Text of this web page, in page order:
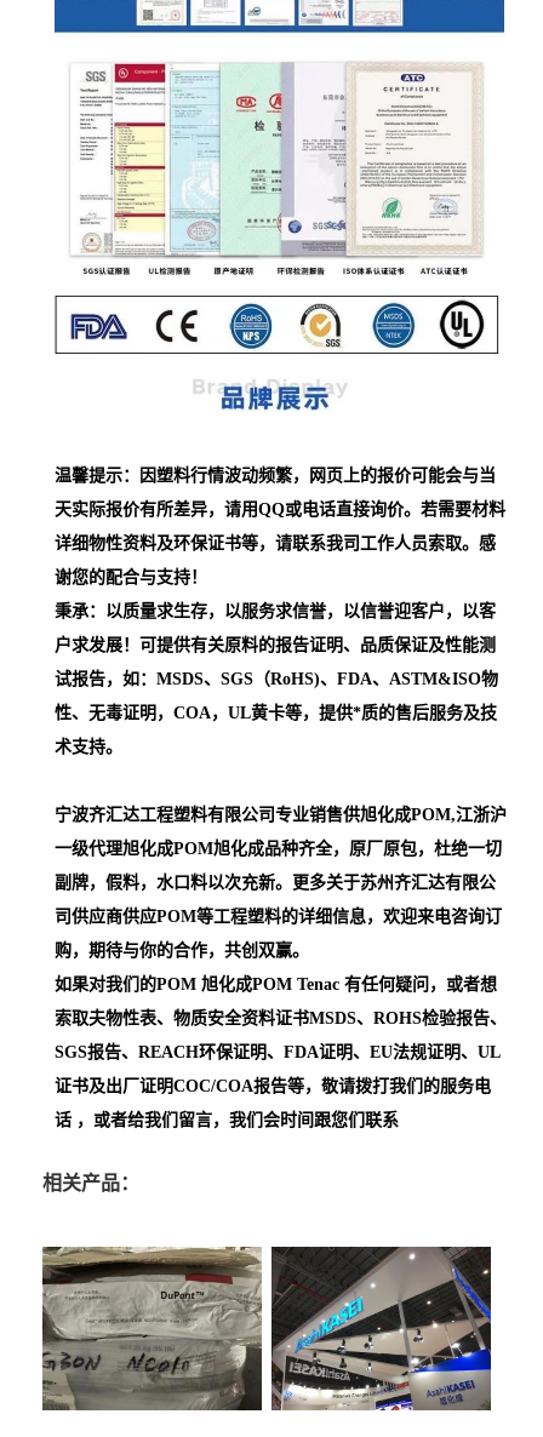
温馨提示：因塑料行情波动频繁，网页上的报价可能会与当
天实际报价有所差异，请用QQ或电话直接询价。若需要材料
详细物性资料及环保证书等，请联系我司工作人员索取。感
谢您的配合与支持！
秉承：以质量求生存，以服务求信誉，以信誉迎客户，以客
户求发展！可提供有关原料的报告证明、品质保证及性能测
试报告，如：MSDS、SGS（RoHS)、FDA、ASTM&ISO物
性、无毒证明，COA，UL黄卡等，提供*质的售后服务及技
术支持。
宁波齐汇达工程塑料有限公司专业销售供旭化成POM,江浙沪
一级代理旭化成POM旭化成品种齐全，原厂原包，杜绝一切
副牌，假料，水口料以次充新。更多关于苏州齐汇达有限公
司供应商供应POM等工程塑料的详细信息，欢迎来电咨询订
购，期待与你的合作，共创双赢。
如果对我们的POM 旭化成POM Tenac 有任何疑问，或者想
索取夫物性表、物质安全资料证书MSDS、ROHS检验报告、
SGS报告、REACH环保证明、FDA证明、EU法规证明、UL
证书及出厂证明COC/COA报告等，敬请拨打我们的服务电
话 ，或者给我们留言，我们会时间跟您们联系
相关产品：